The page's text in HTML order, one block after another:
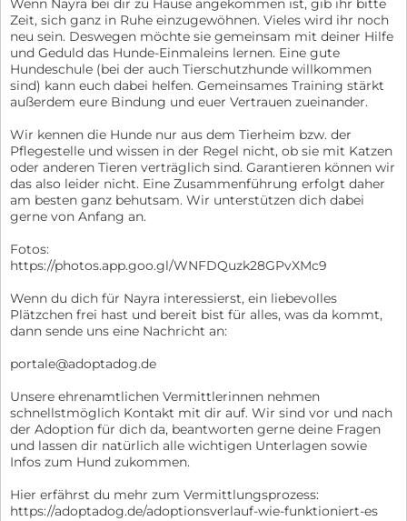
Wenn Nayra bei dir zu Hause angekommen ist, gib ihr bitte
Zeit, sich ganz in Ruhe einzugewöhnen. Vieles wird ihr noch
neu sein. Deswegen möchte sie gemeinsam mit deiner Hilfe
und Geduld das Hunde-Einmaleins lernen. Eine gute
Hundeschule (bei der auch Tierschutzhunde willkommen
sind) kann euch dabei helfen. Gemeinsames Training stärkt
außerdem eure Bindung und euer Vertrauen zueinander.
Wir kennen die Hunde nur aus dem Tierheim bzw. der
Pflegestelle und wissen in der Regel nicht, ob sie mit Katzen
oder anderen Tieren verträglich sind. Garantieren können wir
das also leider nicht. Eine Zusammenführung erfolgt daher
am besten ganz behutsam. Wir unterstützen dich dabei
gerne von Anfang an.
Fotos:
https://photos.app.goo.gl/WNFDQuzk28GPvXMc9
Wenn du dich für Nayra interessierst, ein liebevolles
Plätzchen frei hast und bereit bist für alles, was da kommt,
dann sende uns eine Nachricht an:
portale@adoptadog.de
Unsere ehrenamtlichen Vermittlerinnen nehmen
schnellstmöglich Kontakt mit dir auf. Wir sind vor und nach
der Adoption für dich da, beantworten gerne deine Fragen
und lassen dir natürlich alle wichtigen Unterlagen sowie
Infos zum Hund zukommen.
Hier erfährst du mehr zum Vermittlungsprozess:
https://adoptadog.de/adoptionsverlauf-wie-funktioniert-es